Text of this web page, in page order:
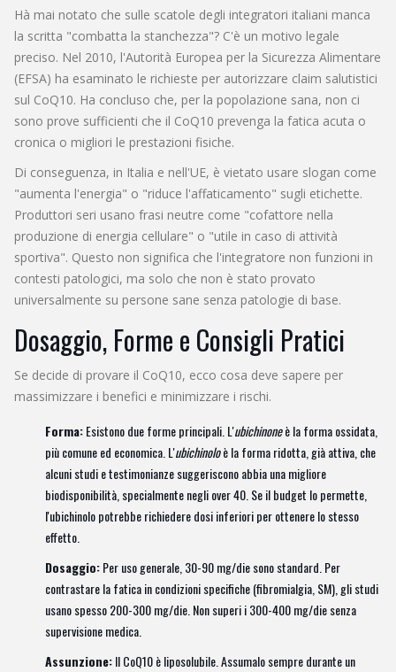
Hà mai notato che sulle scatole degli integratori italiani manca
la scritta "combatta la stanchezza"? C'è un motivo legale
preciso. Nel 2010, l'Autorità Europea per la Sicurezza Alimentare
(EFSA) ha esaminato le richieste per autorizzare claim salutistici
sul CoQ10. Ha concluso che, per la popolazione sana, non ci
sono prove sufficienti che il CoQ10 prevenga la fatica acuta o
cronica o migliori le prestazioni fisiche.
Di conseguenza, in Italia e nell'UE, è vietato usare slogan come
"aumenta l'energia" o "riduce l'affaticamento" sugli etichette.
Produttori seri usano frasi neutre come "cofattore nella
produzione di energia cellulare" o "utile in caso di attività
sportiva". Questo non significa che l'integratore non funzioni in
contesti patologici, ma solo che non è stato provato
universalmente su persone sane senza patologie di base.
Dosaggio, Forme e Consigli Pratici
Se decide di provare il CoQ10, ecco cosa deve sapere per
massimizzare i benefici e minimizzare i rischi.
Forma:Esistono due forme principali. L'ubichinoneè la forma ossidata,
più comune ed economica. L'ubichinoloè la forma ridotta, già attiva, che
alcuni studi e testimonianze suggeriscono abbia una migliore
biodisponibilità, specialmente negli over 40. Se il budget lo permette,
l'ubichinolo potrebbe richiedere dosi inferiori per ottenere lo stesso
effetto.
Dosaggio:Per uso generale, 30-90 mg/die sono standard. Per
contrastare la fatica in condizioni specifiche (fibromialgia, SM), gli studi
usano spesso 200-300 mg/die. Non superi i 300-400 mg/die senza
supervisione medica.
Assunzione:Il CoQ10 è liposolubile. Assumalo sempre durante un